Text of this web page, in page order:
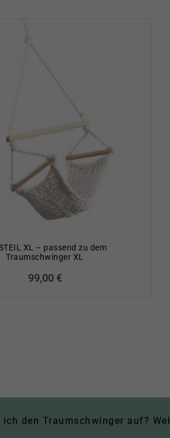
XL – passend zu dem
Traumschwinger XL
99,00 €
ich den Traumschwinger auf?